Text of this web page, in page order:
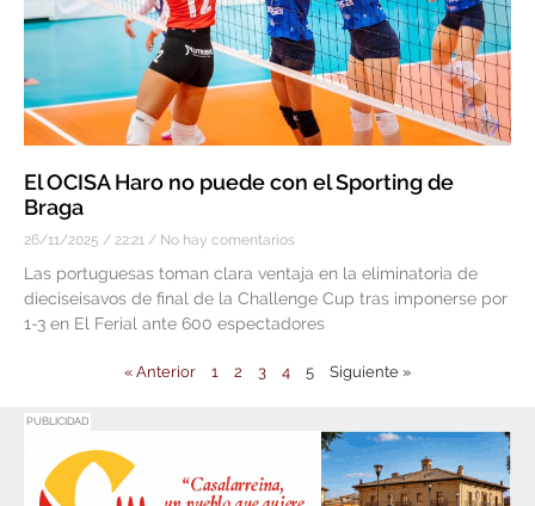
El OCISA Haro no puede con el Sporting de
Braga
26/11/2025 22:21 No hay comentarios
Las portuguesas toman clara ventaja en la eliminatoria de
dieciseisavos de final de la Challenge Cup tras imponerse por
1-3 en El Ferial ante 600 espectadores
« Anterior 1 2 3 4 5 Siguiente »
PUBLICIDAD